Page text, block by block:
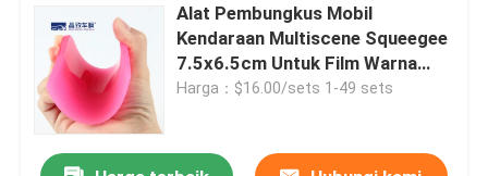
Alat Pembungkus Mobil
Kendaraan Multiscene Squeegee
7.5x6.5cm Untuk Film Warna
Jendela
Harga：$16.00/sets 1-49 sets